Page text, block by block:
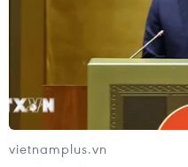
trưởng Quốc phòng
cuộc chiến khủng bố
trong khu vực.
vietnamplus.vn